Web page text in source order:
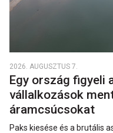
2026. AUGUSZTUS 7.
Egy ország figyeli
vállalkozások
áramcsúcsokat
Paks kiesése és a brutális